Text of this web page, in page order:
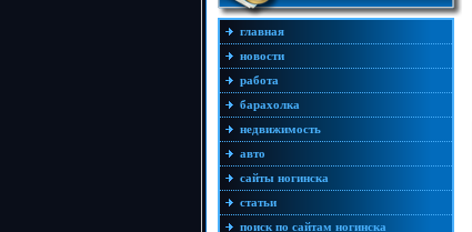
главная
новости
работа
барахолка
недвижимость
авто
сайты ногинска
статьи
поиск по сайтам ногинска